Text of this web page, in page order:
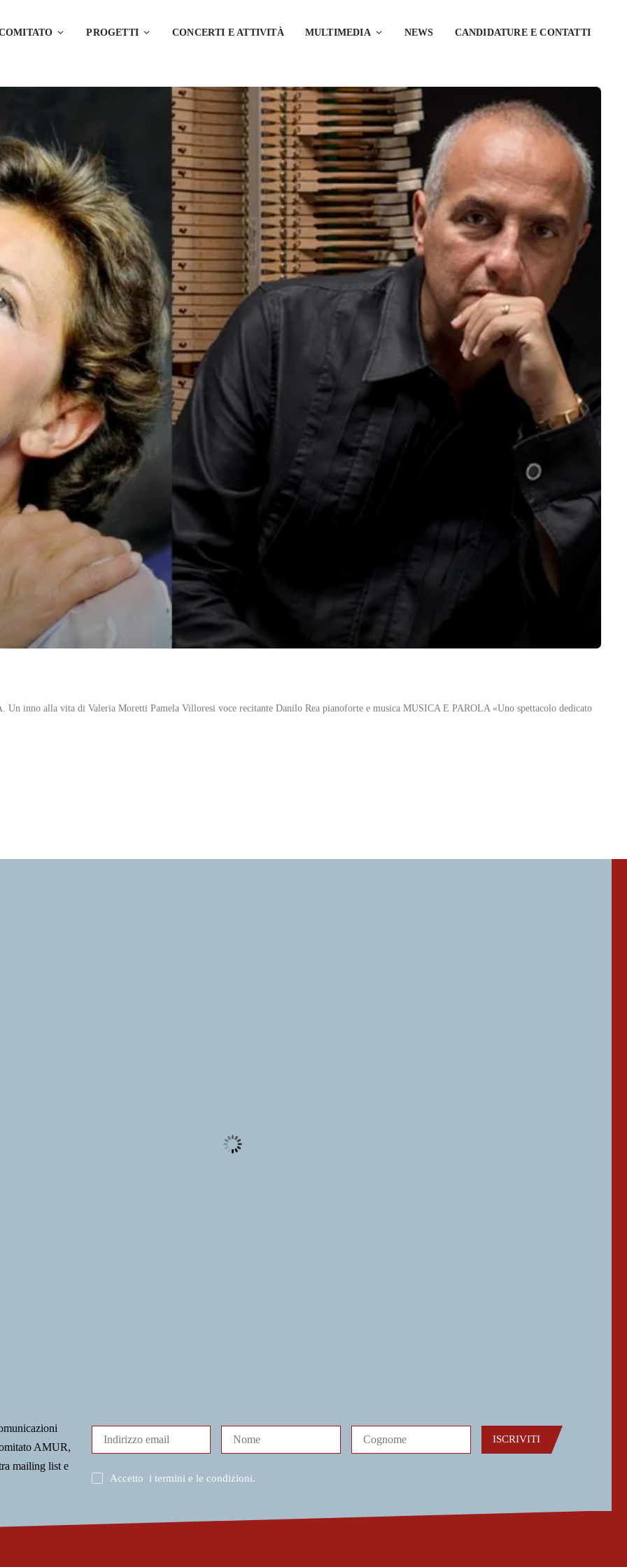
PROGETTI CONCERTI E ATTIVITÀ MULTIMEDIA NEWS CANDIDATURE E CONTATTI
inno alla vita di Valeria Moretti Pamela Villoresi voce recitante Danilo Rea pianoforte e musica MUSICA E PAROLA «Uno spettacolo dedicato
AMUR,
mailing list e
ISCRIVITI
Accetto i termini e le condizioni.